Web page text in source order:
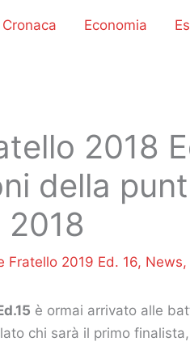
Cronaca Economia
2018
della
Fratello 2019 Ed. 16, News,
è ormai arrivato alle
chi sarà il primo